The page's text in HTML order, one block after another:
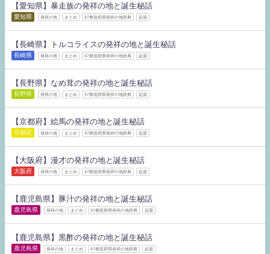
【愛知県】暴走族の発祥の地と誕生秘話
愛知県 発祥の地 まとめ 47都道府県発祥の地辞典 起源
【長崎県】トルコライスの発祥の地と誕生秘話
長崎県 発祥の地 まとめ 47都道府県発祥の地辞典 起源
【長野県】なめ茸の発祥の地と誕生秘話
長野県 発祥の地 まとめ 47都道府県発祥の地辞典 起源
【京都府】絵馬の発祥の地と誕生秘話
京都府 発祥の地 まとめ 47都道府県発祥の地辞典 起源
【大阪府】漫才の発祥の地と誕生秘話
大阪府 発祥の地 まとめ 47都道府県発祥の地辞典 起源
【鹿児島県】豚汁の発祥の地と誕生秘話
鹿児島県 発祥の地 まとめ 47都道府県発祥の地辞典 起源
【鹿児島県】黒酢の発祥の地と誕生秘話
鹿児島県 発祥の地 まとめ 47都道府県発祥の地辞典 起源